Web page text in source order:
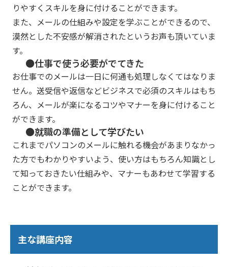
りやすくスキルを身に付けることができます。
また、メールの仕組みや設定を学ぶことができるので、
漠然とした不安感が解消されたというお声も頂いていま
す。
●仕事で使う必要がでてきた
お仕事でのメールは一日に何通も処理しなくてはなりま
せん。送受信や返信などビジネスで必須のスキルはもち
ろん、メールが楽になるコツやマナーを身に付けること
ができます。
●就職の準備として学びたい
これまでパソコンのメールに触れる機会があまりなかっ
た方でもわかりやすいよう、使い方はもちろん知識とし
て知っておきたい仕組みや、マナーもあわせて学習する
ことができます。
主な講座内容